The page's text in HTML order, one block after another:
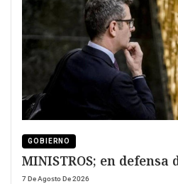
GOBIERNO
MINISTROS; en defensa
7 De Agosto De 2026